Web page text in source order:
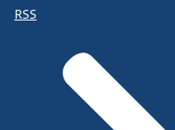
RSS